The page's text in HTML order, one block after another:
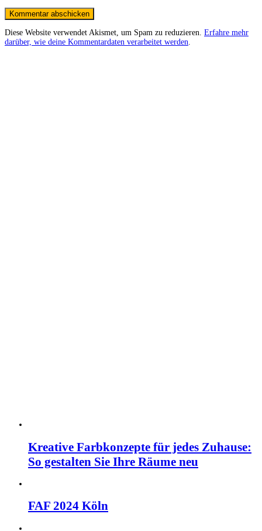
Diese Website verwendet Akismet, um Spam zu reduzieren. Erfahre mehr
darüber, wie deine Kommentardaten verarbeitet werden
Kreative Farbkonzepte für jedes Zuhause:
So gestalten Sie Ihre Räume neu
FAF 2024 Köln